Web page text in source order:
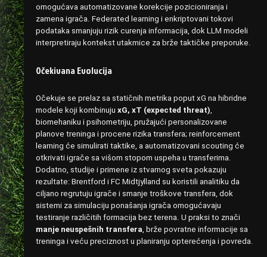
omogućava automatizovane korekcije pozicioniranja i
zamena igrača. Federated learning i enkriptovani tokovi
podataka smanjuju rizik curenja informacija, dok LLM modeli
interpretiraju kontekst utakmice za brže taktičke preporuke.
Očekivana Evolucija
Očekuje se prelaz sa statičnih metrika poput xG na hibridne
modele koji kombinuju xG, xT (expected threat),
biomehaniku i psihometriju, pružajući personalizovane
planove treninga i procene rizika transfera; reinforcement
learning će simulirati taktike, a automatizovani scouting će
otkrivati igrače sa višom stopom uspeha u transferima.
Dodatno, studije i primene iz stvarnog sveta pokazuju
rezultate: Brentford i FC Midtjylland su koristili analitiku da
ciljano regrutuju igrače i smanje troškove transfera, dok
sistemi za simulaciju ponašanja igrača omogućavaju
testiranje različitih formacija bez terena. U praksi to znači
manje neuspešnih transfera, brže povratne informacije sa
treninga i veću preciznost u planiranju opterećenja i povreda.